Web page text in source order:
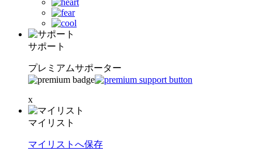
サポート
プレミアムサポーター
x
マイリスト
マイリストへ保存